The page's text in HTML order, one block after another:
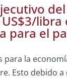
del
libra
para el
para la
Esto debido